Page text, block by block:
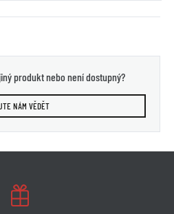
produkt nebo není dostupný?
NÁM VĚDĚT